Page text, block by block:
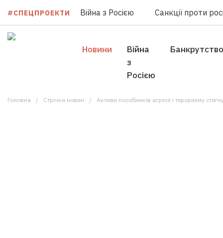
#СПЕЦПРОЕКТИ Війна з Росією Санкції проти
Новини
Війна
з
Росією
Банкрутство
Головна Стрічка новин Активи пособників агресії і тероризму